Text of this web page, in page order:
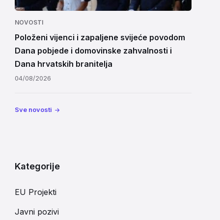
NOVOSTI
Položeni vijenci i zapaljene svijeće povodom
Dana pobjede i domovinske zahvalnosti i
Dana hrvatskih branitelja
04/08/2026
Sve novosti
Kategorije
EU Projekti
Javni pozivi